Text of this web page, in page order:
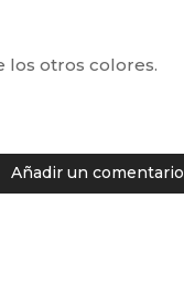
los otros colores.
Añadir un comentario